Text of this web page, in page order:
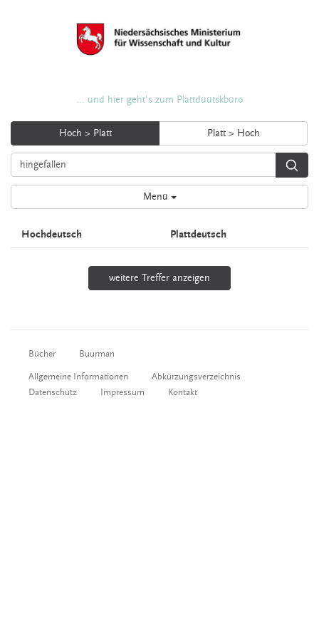
... und hier geht's zum Plattdüütskbüro
Hoch > Platt Platt > Hoch
Menü
Hochdeutsch Plattdeutsch
weitere Treffer anzeigen
Bücher Buurman
Allgemeine Informationen
Abkürzungsverzeichnis
Datenschutz
Impressum Kontakt